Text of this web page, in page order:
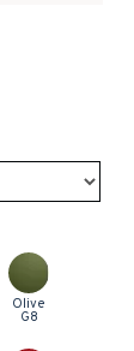
Olive
G8